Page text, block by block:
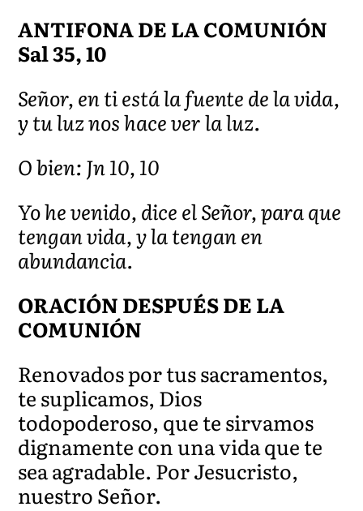
ANTIFONA DE LA COMUNIÓN
Sal 35, 10
Señor, en ti está la fuente de la vida,
y tu luz nos hace ver la luz.
O bien: Jn 10, 10
Yo he venido, dice el Señor, para que
tengan vida, y la tengan en
abundancia.
ORACIÓN DESPUÉS DE LA
COMUNIÓN
Renovados por tus sacramentos,
te suplicamos, Dios
todopoderoso, que te sirvamos
dignamente con una vida que te
sea agradable. Por Jesucristo,
nuestro Señor.